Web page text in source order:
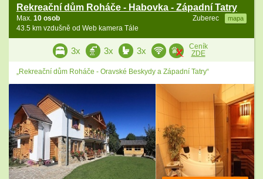
Rekreační dům Roháče - Habovka - Západní Tatry
Zuberec mapa
Max. 10 osob
43.5 km vzdušně od Web kamera Tále
3x 3x 3x
Ceník
ZDE
„Rekreační dům Roháče - Oravské Beskydy a Západní Tatry“